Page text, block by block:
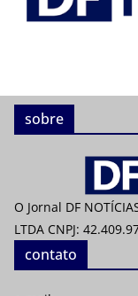
sobre
O Jornal DF
LTDA CNPJ:
contato